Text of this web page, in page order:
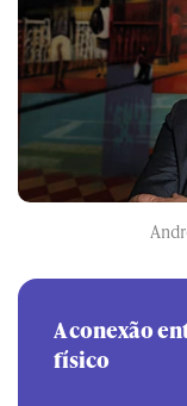
A conexão
físico